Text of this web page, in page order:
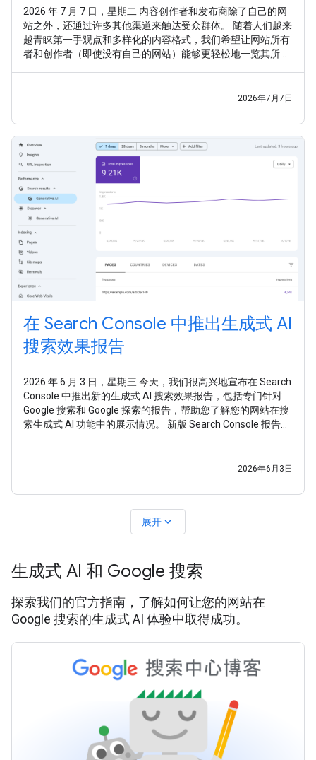
2026 年 7 月 7 日，星期二 内容创作者和发布商除了自己的网
站之外，还通过许多其他渠道来触达受众群体。 随着人们越来
越青睐第一手观点和多样化的内容格式，我们希望让网站所有
者和创作者（即使没有自己的网站）能够更轻松地一览其所有
型，可帮助网站所有者和创作者了解其社交媒体帖子和视频帖
2026年7月7日
在 Search Console 中推出生成式 AI
搜索效果报告
2026 年 6 月 3 日，星期三 今天，我们很高兴地宣布在 Search
Console 中推出新的生成式 AI 搜索效果报告，包括专门针对
Google 搜索和 Google 探索的报告，帮助您了解您的网站在搜
索生成式 AI 功能中的展示情况。 新版 Search Console 报告旨
2026年6月3日
展开 expand_more
生成式 AI 和 Google 搜索
探索我们的官方指南，了解如何让您的网站在
Google 搜索的生成式 AI 体验中取得成功。